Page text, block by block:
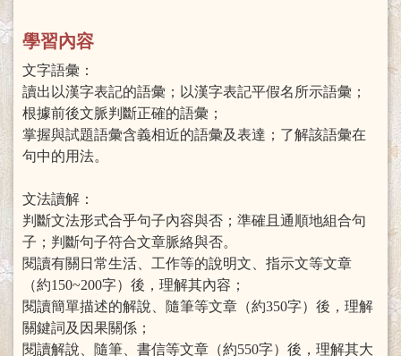
學習內容
文字語彙：
讀出以漢字表記的語彙；以漢字表記平假名所示語彙；
根據前後文脈判斷正確的語彙；
掌握與試題語彙含義相近的語彙及表達；了解該語彙在
句中的用法。
文法讀解：
判斷文法形式合乎句子內容與否；準確且通順地組合句
子；判斷句子符合文章脈絡與否。
閱讀有關日常生活、工作等的說明文、指示文等文章
（約150~200字）後，理解其內容；
閱讀簡單描述的解說、隨筆等文章（約350字）後，理解
關鍵詞及因果關係；
閱讀解說、隨筆、書信等文章（約550字）後，理解其大